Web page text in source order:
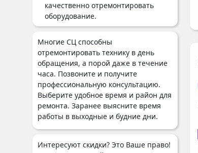
качественно отремонтировать
оборудование.
Многие СЦ способны
отремонтировать технику в день
обращения, а порой даже в течение
часа. Позвоните и получите
профессиональную консультацию.
Выберите удобное время и район для
ремонта. Заранее выясните время
работы в выходные и будние дни.
Интересуют скидки? Это Ваше право!